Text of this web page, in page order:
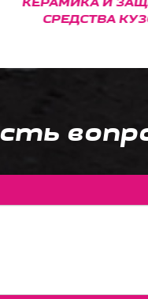
СРЕДСТВА КУЗОВА